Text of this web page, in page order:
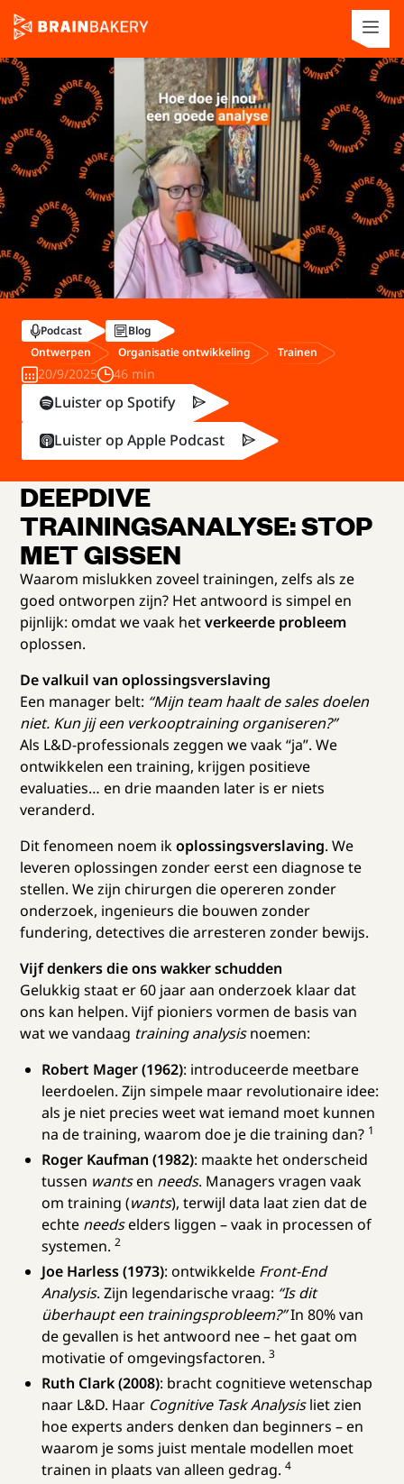
DEEPDIVE
TRAININGSANALYSE: STOP
MET GISSEN
Waarom mislukken zoveel trainingen, zelfs als ze
goed ontworpen zijn? Het antwoord is simpel en
pijnlijk: omdat we vaak hetverkeerde probleem
oplossen.
De valkuil van oplossingsverslaving
Een manager belt: “Mijn team haalt de sales doelen
niet. Kun jij een verkooptraining organiseren?”
Als L&D-professionals zeggen we vaak “ja”. We
ontwikkelen een training, krijgen positieve
evaluaties… en drie maanden later is er niets
veranderd.
Dit fenomeen noem ikoplossingsverslaving. We
leveren oplossingen zonder eerst een diagnose te
stellen. We zijn chirurgen die opereren zonder
onderzoek, ingenieurs die bouwen zonder
fundering, detectives die arresteren zonder bewijs.
Vijf denkers die ons wakker schudden
Gelukkig staat er 60 jaar aan onderzoek klaar dat
ons kan helpen. Vijf pioniers vormen de basis van
wat we vandaag training analysisnoemen:
Robert Mager (1962): introduceerde meetbare
leerdoelen. Zijn simpele maar revolutionaire idee:
als je niet precies weet wat iemand moet kunnen
na de training, waarom doe je die training dan? 1
Roger Kaufman (1982): maakte het onderscheid
tussen wantsen needs. Managers vragen vaak
om training (wants), terwijl data laat zien dat de
echte needselders liggen – vaak in processen of
systemen.2
Joe Harless (1973): ontwikkelde Front-End
Analysis. Zijn legendarische vraag: “Is dit
überhaupt een trainingsprobleem?”In 80% van
de gevallen is het antwoord nee – het gaat om
motivatie of omgevingsfactoren.3
Ruth Clark (2008): bracht cognitieve wetenschap
naar L&D. Haar Cognitive Task Analysisliet zien
hoe experts anders denken dan beginners – en
waarom je soms juist mentale modellen moet
trainen in plaats van alleen gedrag.4
Podcast
Blog
Ontwerpen
Organisatie ontwikkeling Trainen
20/9/2025 46 min
Luister op Spotify
Luister op Apple Podcast